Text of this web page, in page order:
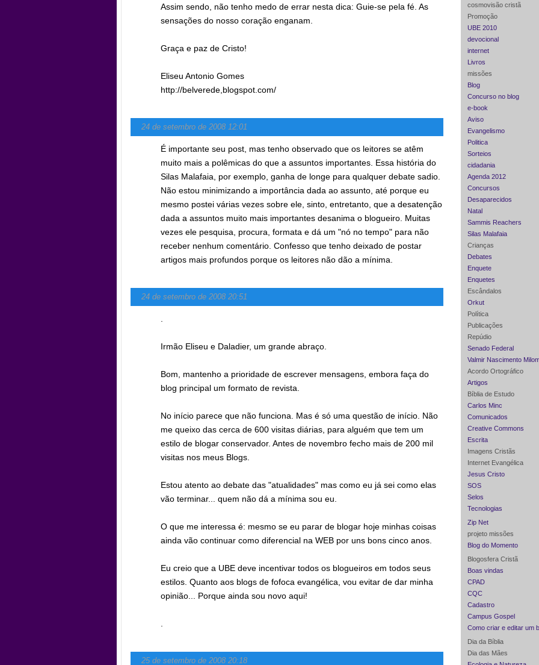
Assim sendo, não tenho medo de errar nesta dica: Guie-se pela fé. As
sensações do nosso coração enganam.
Graça e paz de Cristo!
Eliseu Antonio Gomes
http://belverede,blogspot.com/
24 de setembro de 2008 12:01
É importante seu post, mas tenho observado que os leitores se atêm
muito mais a polêmicas do que a assuntos importantes. Essa história do
Silas Malafaia, por exemplo, ganha de longe para qualquer debate sadio.
Não estou minimizando a importância dada ao assunto, até porque eu
mesmo postei várias vezes sobre ele, sinto, entretanto, que a desatenção
dada a assuntos muito mais importantes desanima o blogueiro. Muitas
vezes ele pesquisa, procura, formata e dá um "nó no tempo" para não
receber nenhum comentário. Confesso que tenho deixado de postar
artigos mais profundos porque os leitores não dão a mínima.
24 de setembro de 2008 20:51
Irmão Eliseu e Daladier, um grande abraço.
Bom, mantenho a prioridade de escrever mensagens, embora faça do
blog principal um formato de revista.
No início parece que não funciona. Mas é só uma questão de início. Não
me queixo das cerca de 600 visitas diárias, para alguém que tem um
estilo de blogar conservador. Antes de novembro fecho mais de 200 mil
visitas nos meus Blogs.
Estou atento ao debate das "atualidades" mas como eu já sei como elas
vão terminar... quem não dá a mínima sou eu.
O que me interessa é: mesmo se eu parar de blogar hoje minhas coisas
ainda vão continuar como diferencial na WEB por uns bons cinco anos.
Eu creio que a UBE deve incentivar todos os blogueiros em todos seus
estilos. Quanto aos blogs de fofoca evangélica, vou evitar de dar minha
opinião... Porque ainda sou novo aqui!
25 de setembro de 2008 20:18
cosmovisão cristã
Promoção
UBE 2010
devocional
internet
Livros
missões
Blog
Concurso no blog
e-book
Aviso
Evangelismo
Politica
Sorteios
cidadania
Agenda 2012
Concursos
Desaparecidos
Natal
Sammis Reachers
Silas Malafaia
Crianças
Debates
Enquete
Enquetes
Escândalos
Orkut
Política
Publicações
Repúdio
Senado Federal
Valmir Nascimento
Acordo Ortográfico
Artigos
Bíblia de Estudo
Carlos Minc
Comunicados
Creative Commons
Escrita
Imagens Cristãs
Internet Evangélica
Jesus Cristo
SOS
Selos
Tecnologias
Zip Net
projeto missões
Blog do Momento
Blogosfera Cristã
Boas vindas
CPAD
CQC
Cadastro
Campus Gospel
Como criar e editar um
Dia da Bíblia
Dia das Mães